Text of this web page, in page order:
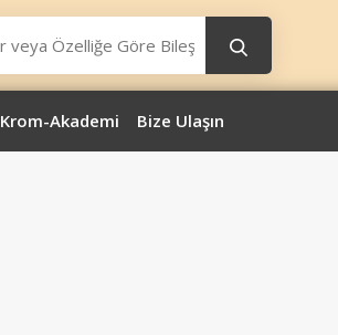
Krom-Akademi Bize Ulaşın